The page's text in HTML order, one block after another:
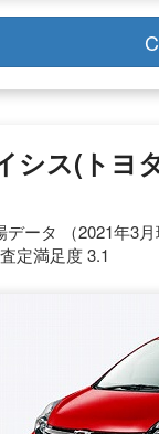
シス(ト
データ （2021年3
定満足度 3.1